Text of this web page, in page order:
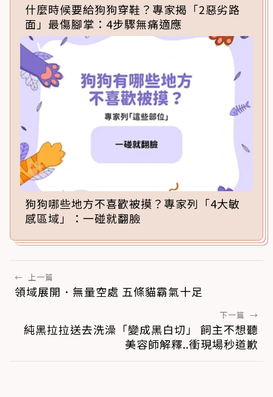
什麼時候要給狗狗穿鞋？專家揭「2惡劣路
面」最傷腳掌：4步驟無痛適應
狗狗哪些地方不喜歡被摸？專家列「4大敏
感區域」：一碰就翻臉
← 上一篇
領域展開．無量空處 五條貓霸氣十足
下一篇 →
純黑拉拉送去洗澡「變成黑白切」 飼主不想聽
美容師解釋..衝現場秒道歉